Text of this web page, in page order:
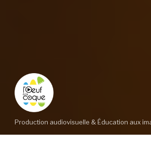
Production audiovisuelle & Éducation aux